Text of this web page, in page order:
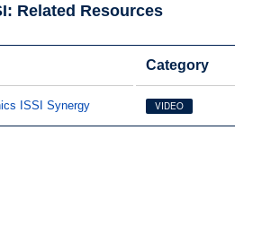
Related Resources
Category
ISSI Synergy VIDEO